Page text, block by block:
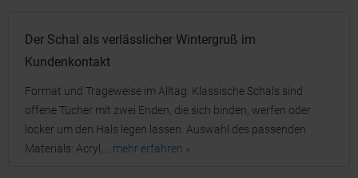
Der Schal als verlässlicher Wintergruß im
Kundenkontakt
Format und Trageweise im Alltag: Klassische Schals sind
offene Tücher mit zwei Enden, die sich binden, werfen oder
locker um den Hals legen lassen. Auswahl des passenden
Materials: Acryl,... mehr erfahren »